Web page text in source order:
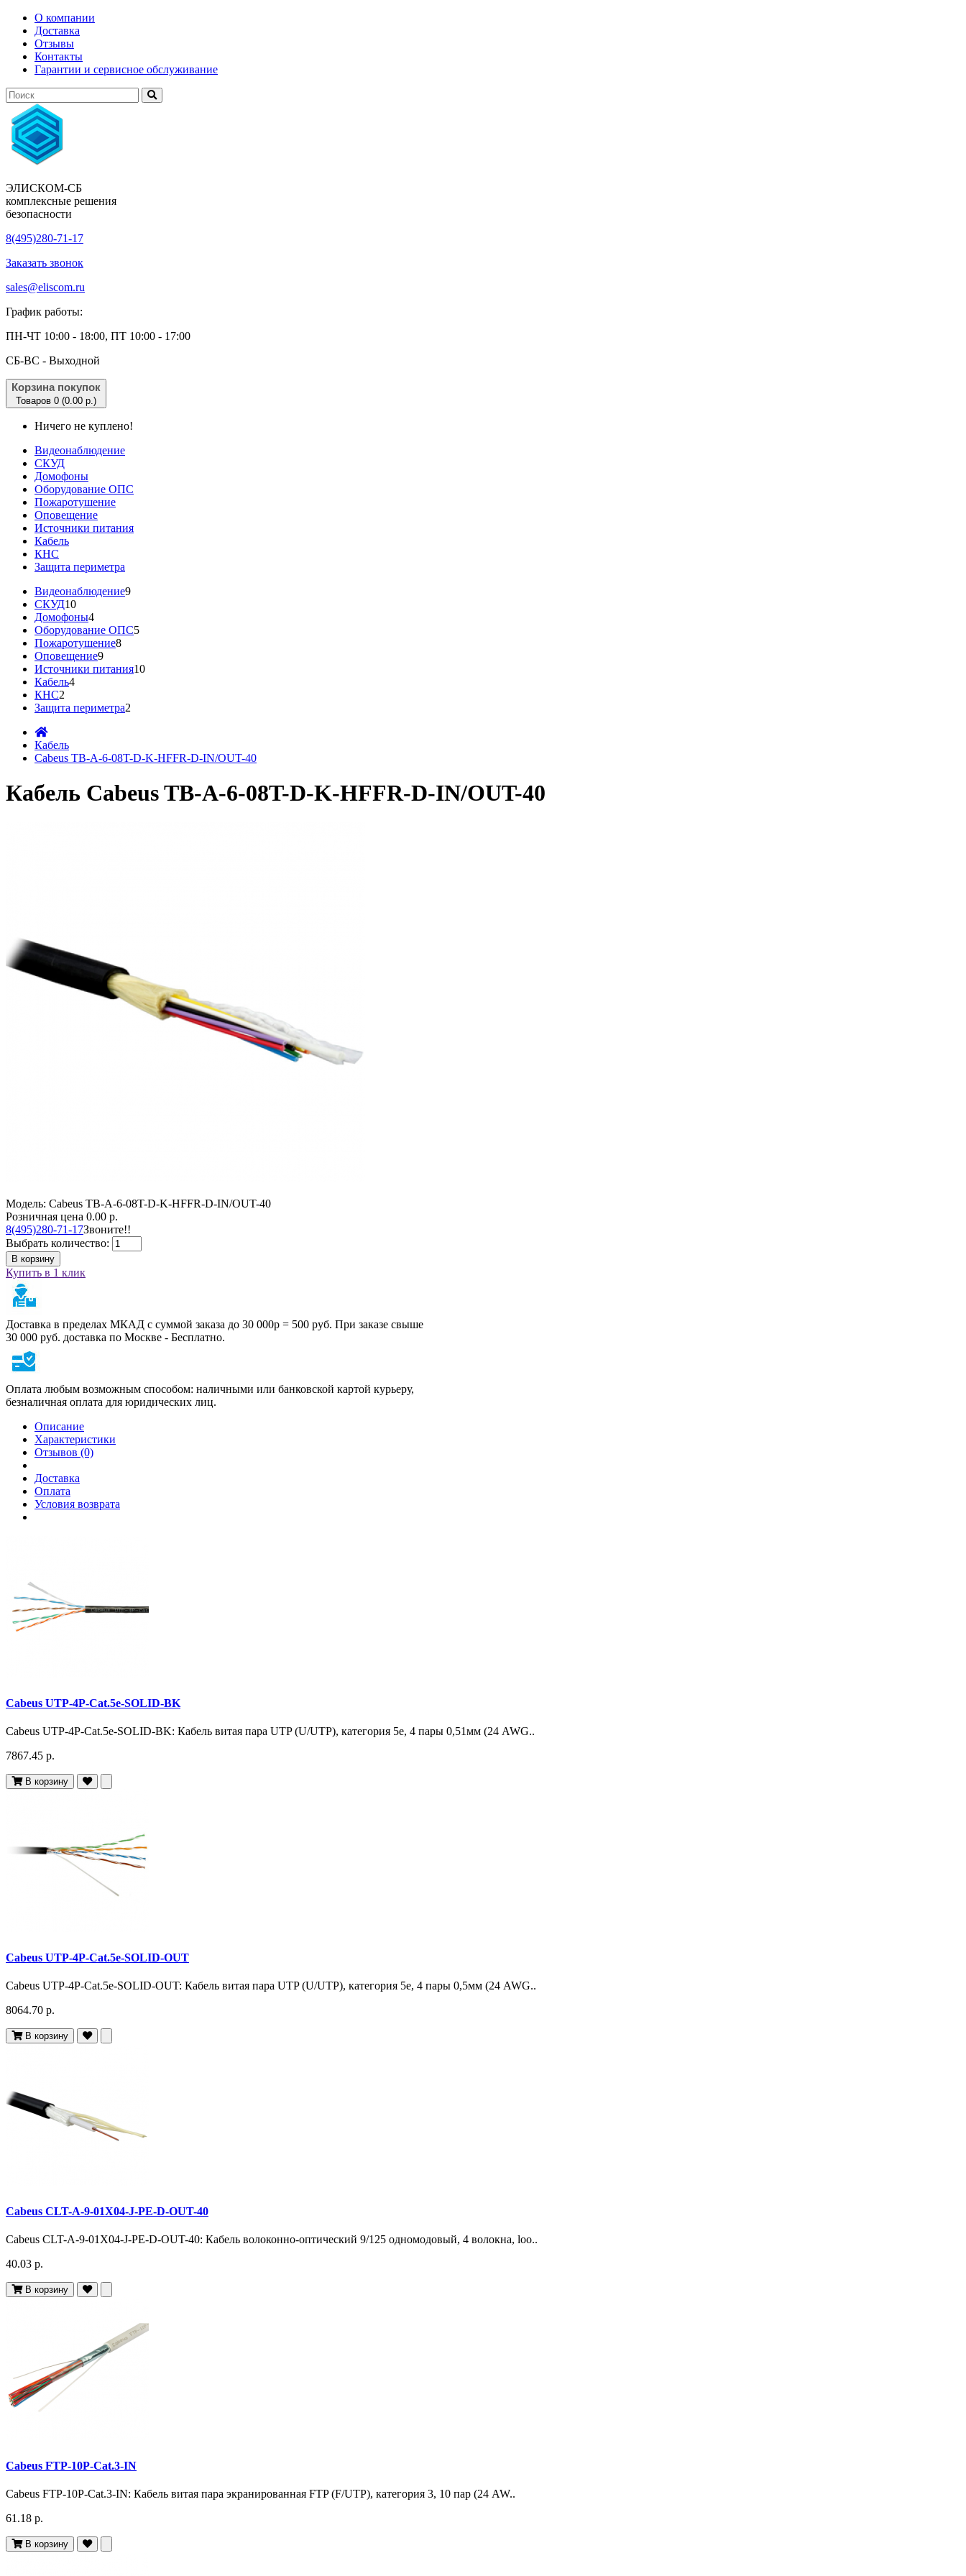
О компании
Доставка
Отзывы
Контакты
Гарантии и сервисное обслуживание
ЭЛИСКОМ-СБ
комплексные решения
безопасности
8(495)280-71-17
Заказать звонок
sales@eliscom.ru
График работы:
ПН-ЧТ 10:00 - 18:00, ПТ 10:00 - 17:00
CБ-ВС - Выходной
Корзина покупок
Товаров 0 (0.00 р.)
Ничего не куплено!
Видеонаблюдение
СКУД
Домофоны
Оборудование ОПС
Пожаротушение
Оповещение
Источники питания
Кабель
КНС
Защита периметра
Видеонаблюдение9
СКУД10
Домофоны4
Оборудование ОПС5
Пожаротушение8
Оповещение9
Источники питания10
Кабель4
КНС2
Защита периметра2
Кабель
Cabeus TB-A-6-08T-D-K-HFFR-D-IN/OUT-40
Кабель Cabeus TB-A-6-08T-D-K-HFFR-D-IN/OUT-40
Модель: Cabeus TB-A-6-08T-D-K-HFFR-D-IN/OUT-40
Розничная цена 0.00 р.
8(495)280-71-17Звоните!!
Выбрать количество:
В корзину
Купить в 1 клик
Доставка в пределах МКАД с суммой заказа до 30 000р = 500 руб. При заказе свыше
30 000 руб. доставка по Москве - Бесплатно.
Оплата любым возможным способом: наличными или банковской картой курьеру,
безналичная оплата для юридических лиц.
Описание
Характеристики
Отзывов (0)
Доставка
Оплата
Условия возврата
Cabeus UTP-4P-Cat.5e-SOLID-BK
Cabeus UTP-4P-Cat.5e-SOLID-BK: Кабель витая пара UTP (U/UTP), категория 5e, 4 пары 0,51мм (24 AWG..
7867.45 р.
В корзину
Cabeus UTP-4P-Cat.5e-SOLID-OUT
Cabeus UTP-4P-Cat.5e-SOLID-OUT: Кабель витая пара UTP (U/UTP), категория 5e, 4 пары 0,5мм (24 AWG..
8064.70 р.
В корзину
Cabeus CLT-A-9-01X04-J-PE-D-OUT-40
Cabeus CLT-A-9-01X04-J-PE-D-OUT-40: Кабель волоконно-оптический 9/125 одномодовый, 4 волокна, loo..
40.03 р.
В корзину
Cabeus FTP-10P-Cat.3-IN
Cabeus FTP-10P-Cat.3-IN: Кабель витая пара экранированная FTP (F/UTP), категория 3, 10 пар (24 AW..
61.18 р.
В корзину